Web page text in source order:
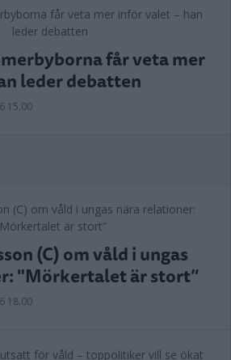
får veta mer
leder debatten
15.00
(C) om våld i ungas
"Mörkertalet är stort”
18.00